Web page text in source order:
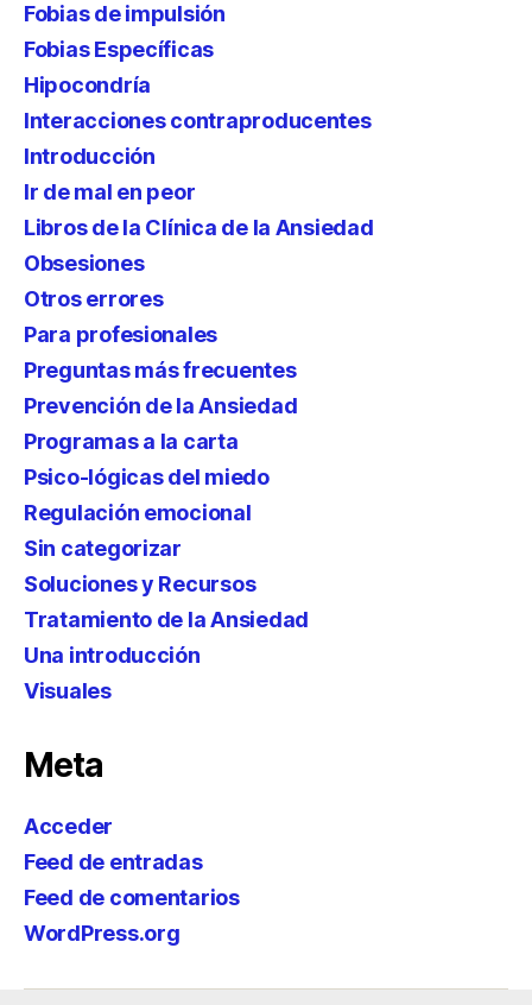
Fobias de impulsión
Fobias Específicas
Hipocondría
Interacciones contraproducentes
Introducción
Ir de mal en peor
Libros de la Clínica de la Ansiedad
Obsesiones
Otros errores
Para profesionales
Preguntas más frecuentes
Prevención de la Ansiedad
Programas a la carta
Psico-lógicas del miedo
Regulación emocional
Sin categorizar
Soluciones y Recursos
Tratamiento de la Ansiedad
Una introducción
Visuales
Meta
Acceder
Feed de entradas
Feed de comentarios
WordPress.org